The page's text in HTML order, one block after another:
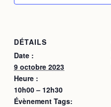
DÉTAILS
Date :
9 octobre 2023
Heure :
10h00 – 12h30
Évènement Tags: